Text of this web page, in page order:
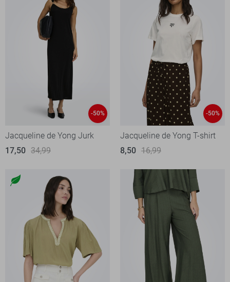
-50%
Jacqueline de Yong Jurk
17,50 34,99
-50%
Jacqueline de Yong T-shirt
8,50 16,99